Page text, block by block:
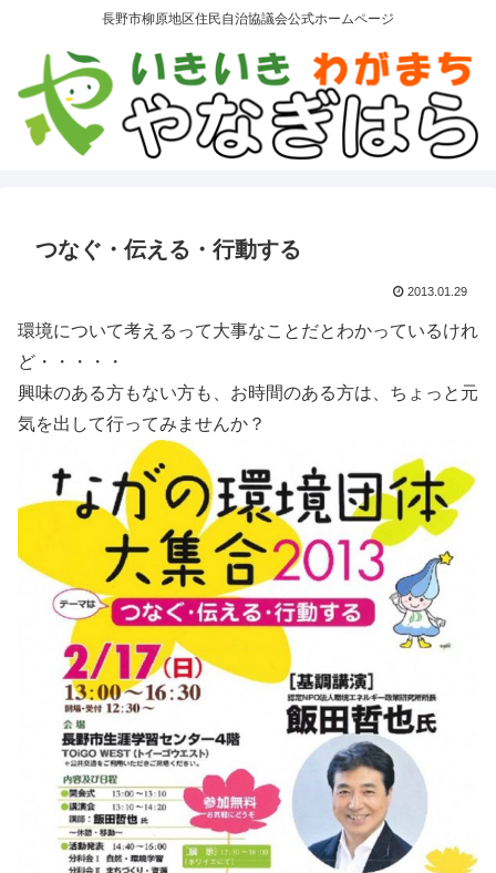
長野市柳原地区住民自治協議会公式ホームページ
つなぐ・伝える・行動する
2013.01.29
環境について考えるって大事なことだとわかっているけれ
ど・・・・・
興味のある方もない方も、お時間のある方は、ちょっと元
気を出して行ってみませんか？